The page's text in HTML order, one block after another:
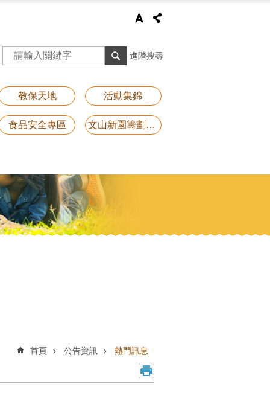
進階搜尋
教保天地 活動集錦
食品安全專區 文山新園籌劃專區
首頁 公告資訊 熱門訊息